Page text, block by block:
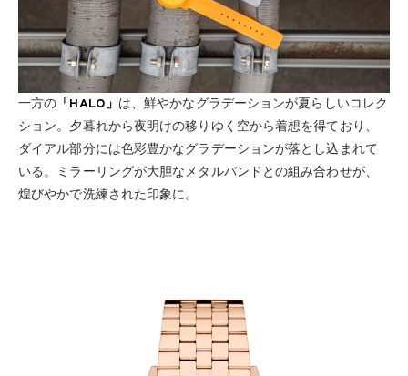
一方の 「HALO」 は、鮮やかなグラデーションが夏らしいコレク
ション。夕暮れから夜明けの移りゆく空から着想を得ており、
ダイアル部分には色彩豊かなグラデーションが落とし込まれて
いる。ミラーリングが大胆なメタルバンドとの組み合わせが、
煌びやかで洗練された印象に。